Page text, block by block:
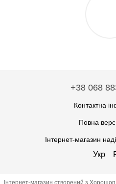
+38 068
Контактна
Повна
Інтернет-магазин
Укр